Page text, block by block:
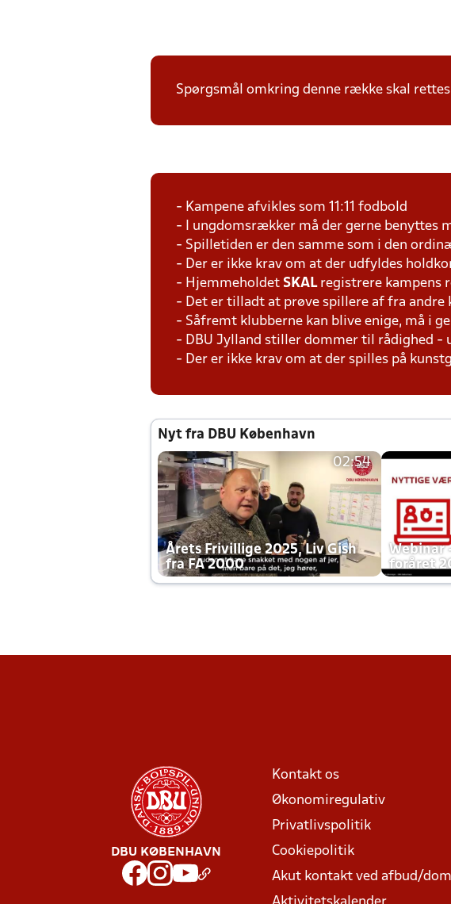
Spørgsmål omkring denne række skal
- Kampene afvikles som 11:11 fodbold
- I ungdomsrækker må der gerne benyttes
- Spilletiden er den samme som i den
- Der er ikke krav om at der udfyldes
- Hjemmeholdet SKAL registrere kampens
- Det er tilladt at prøve spillere af fra
- Såfremt klubberne kan blive enige, må i
- DBU Jylland stiller dommer til rådighed
- Der er ikke krav om at der spilles på
Nyt fra DBU København
02:54
Årets Frivillige 2025, Liv Gish
fra FA 2000
Webinar
foråret
DBU KØBENHAVN
Kontakt os
Økonomiregulativ
Privatlivspolitik
Cookiepolitik
Akut kontakt ved afbud/